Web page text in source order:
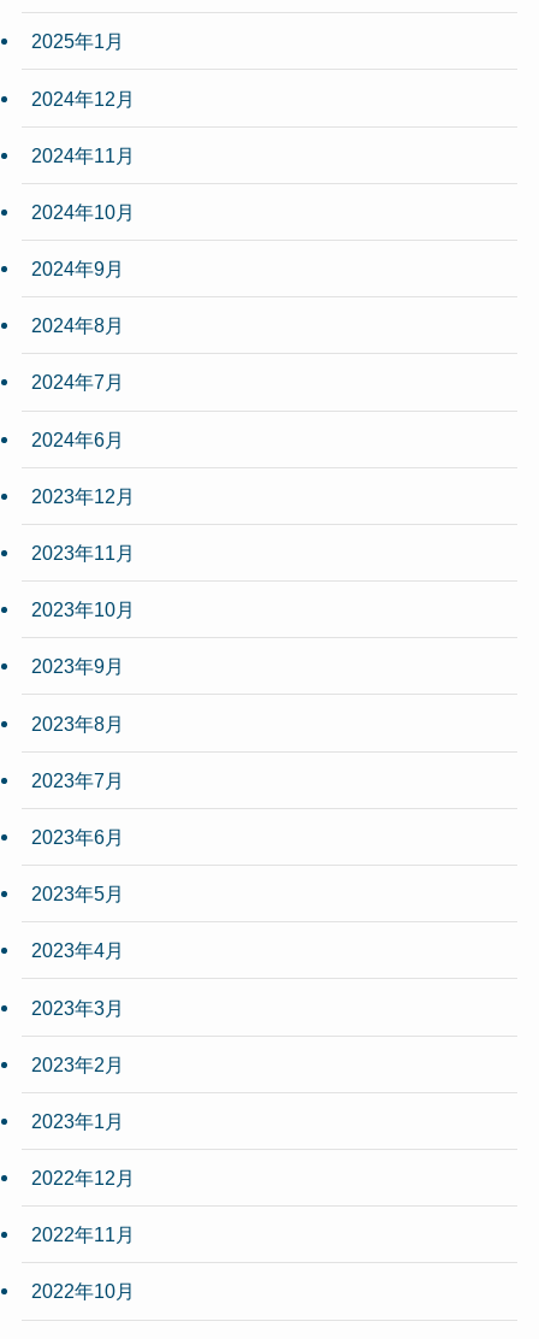
2025年1月
2024年12月
2024年11月
2024年10月
2024年9月
2024年8月
2024年7月
2024年6月
2023年12月
2023年11月
2023年10月
2023年9月
2023年8月
2023年7月
2023年6月
2023年5月
2023年4月
2023年3月
2023年2月
2023年1月
2022年12月
2022年11月
2022年10月